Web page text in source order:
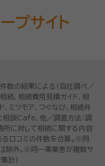
プサイト
数の結果による（自社調べ／
、相続費用見積ガイド、相
、ミツモア、つぐなび、相続弁
相談Cafe、他／調査方法：調
所に対して相続に関する内容
口コミの件数を合算。※同
除外。※同一事業者が複数サ
計）